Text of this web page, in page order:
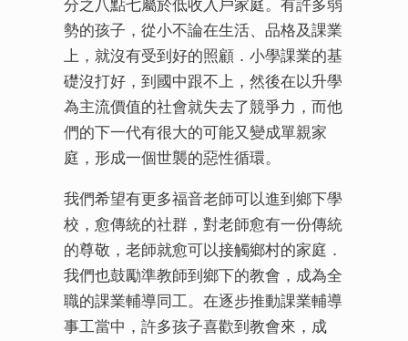
分之八點七屬於低收入戶家庭。有許多弱
勢的孩子，從小不論在生活、品格及課業
上，就沒有受到好的照顧．小學課業的基
礎沒打好，到國中跟不上，然後在以升學
為主流價值的社會就失去了競爭力，而他
們的下一代有很大的可能又變成單親家
庭，形成一個世襲的惡性循環。
我們希望有更多福音老師可以進到鄉下學
校，愈傳統的社群，對老師愈有一份傳統
的尊敬，老師就愈可以接觸鄉村的家庭．
我們也鼓勵準教師到鄉下的教會，成為全
職的課業輔導同工。在逐步推動課業輔導
事工當中，許多孩子喜歡到教會來，成